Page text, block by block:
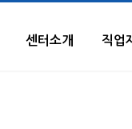
센터소개 직업